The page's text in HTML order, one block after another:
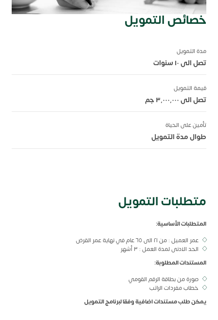
خصائص التمويل
مدة التمويل
تصل الى ١٠ سنوات
قيمة التمويل
تصل الى ٣٬٠٠٠٬٠٠٠ جم
تأمين على الحياة
طوال مدة التمويل
متطلبات التمويل
المتطلبات الأساسية:
عمر العميل : من ٢١ الى ٦٥ عام في نهاية عمر القرض
الحد الادنى لمدة العمل : ٣ أشهر
المستندات المطلوبة:
صورة من بطاقة الرقم القومي
خطاب مفردات الراتب
يمكن طلب مستندات اضافية وفقا لبرنامج التمويل